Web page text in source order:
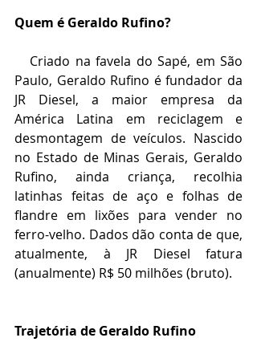
Quem é Geraldo Rufino?
Paulo, Geraldo Rufino é fundador da
JR Diesel, a maior empresa da
América Latina em reciclagem e
desmontagem de veículos. Nascido
no Estado de Minas Gerais, Geraldo
Rufino, ainda criança, recolhia
latinhas feitas de aço e folhas de
flandre em lixões para vender no
ferro-velho. Dados dão conta de que,
atualmente, à JR Diesel fatura
(anualmente) R$ 50 milhões (bruto).
Trajetória de Geraldo Rufino